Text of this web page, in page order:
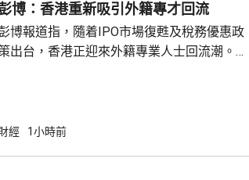
標發行額上調至最多550億元。 陳茂波：新
批銀債資金 用於工務工程發展 財政司司長
茂...
博：香港重新吸引外籍專才回流
博報道指，隨着IPO市場復甦及稅務優惠政
出台，香港正迎來外籍專業人士回流潮。官
引述27歲的法國量化工程師Theo
經 1小時前